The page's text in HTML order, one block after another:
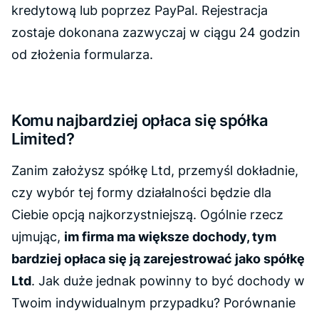
kredytową lub poprzez PayPal. Rejestracja
zostaje dokonana zazwyczaj w ciągu 24 godzin
od złożenia formularza.
Komu najbardziej opłaca się spółka
Limited?
Zanim założysz spółkę Ltd, przemyśl dokładnie,
czy wybór tej formy działalności będzie dla
Ciebie opcją najkorzystniejszą. Ogólnie rzecz
ujmując, im firma ma większe dochody, tym
bardziej opłaca się ją zarejestrować jako spółkę
Ltd. Jak duże jednak powinny to być dochody w
Twoim indywidualnym przypadku? Porównanie